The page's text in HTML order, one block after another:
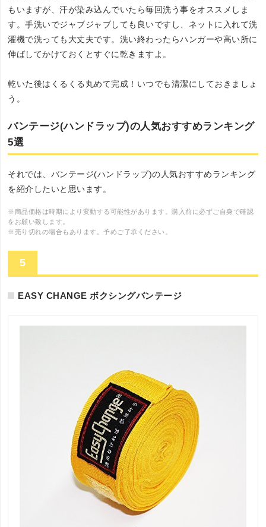
もいますが、汗が染み込んでいたら毎回洗う事をオススメしま
す。手洗いでジャブジャブしても良いですし、ネットに入れて洗
濯機で洗っても大丈夫です。洗い終わったらハンガーや高い所に
伸ばしてかけておくとすぐに乾きますよ。
乾いた後はくるくる丸めて完成！いつでも清潔にしておきましょ
う。
バンテージ(ハンドラップ)の人気おすすめランキング
5選
それでは、バンテージ(ハンドラップ)の人気おすすめランキング
を紹介したいと思います。
※商品価格は時期により変動する可能性があります。購入前に必ずご自身で確認
をお願い致します。
※売り切れの場合もあります。予めご了承ください。
5
EASY CHANGE ボクシングバンテージ